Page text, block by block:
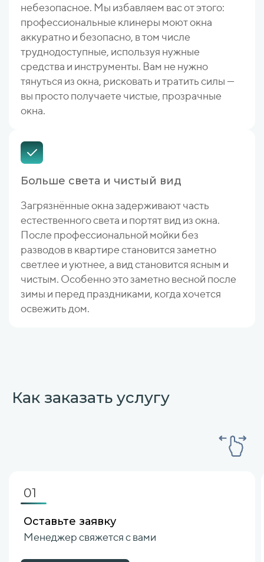
небезопасное. Мы избавляем вас от этого:
профессиональные клинеры моют окна
аккуратно и безопасно, в том числе
труднодоступные, используя нужные
средства и инструменты. Вам не нужно
тянуться из окна, рисковать и тратить силы —
вы просто получаете чистые, прозрачные
окна.
Больше света и чистый вид
Загрязнённые окна задерживают часть
естественного света и портят вид из окна.
После профессиональной мойки без
разводов в квартире становится заметно
светлее и уютнее, а вид становится ясным и
чистым. Особенно это заметно весной после
зимы и перед праздниками, когда хочется
освежить дом.
Как заказать услугу
01
Оставьте заявку
Менеджер свяжется с вами